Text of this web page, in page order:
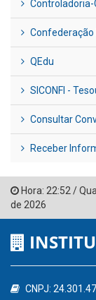
Controladoria-
Confederação
QEdu
SICONFI -
Consultar
Receber
Hora: 22:52/
de 2026
CNPJ: